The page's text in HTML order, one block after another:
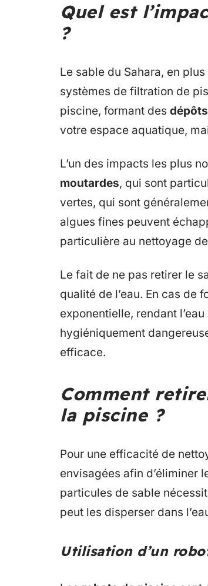
Quel est
?
Le sable du Sahara, en
systèmes de filtration de
piscine, formant des
votre espace aquatique,
L’un des impacts les plus
moutardes, qui sont
vertes, qui sont
algues fines peuvent
particulière au nettoyage
Le fait de ne pas retirer le
qualité de l’eau. En cas de
exponentielle, rendant
hygiéniquement
efficace.
Comment
la piscine ?
Pour une efficacité de
envisagées afin d’éliminer
particules de sable
peut les disperser dans
Utilisation d’un